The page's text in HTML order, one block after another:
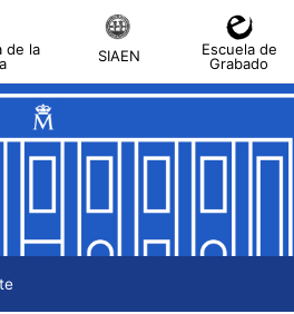
de la
SIAEN
Escuela de
Grabado